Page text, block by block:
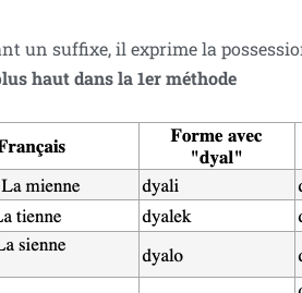
un suffixe, il exprime la
haut dans la 1er méthode